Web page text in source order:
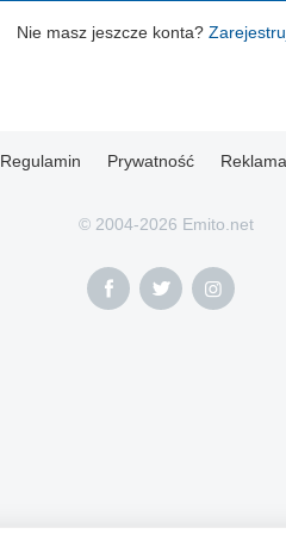
Nie masz jeszcze konta?
Regulamin Prywatność Reklama
© 2004-2026 Emito.net